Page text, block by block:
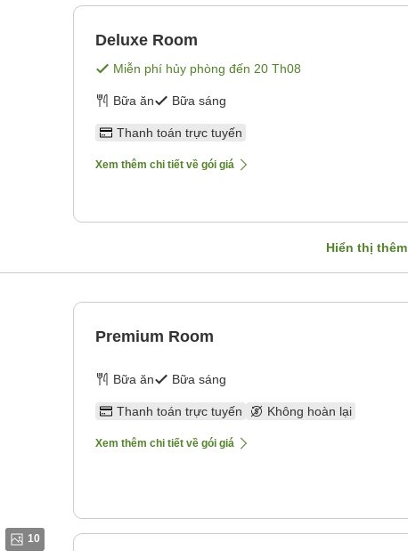
Deluxe Room
Miễn phí hủy phòng đến 20 Th08
Bữa ăn Bữa sáng
Thanh toán trực tuyến
Xem thêm chi tiết về gói giá
Hiển thị thêm
10
Premium Room
Bữa ăn Bữa sáng
Thanh toán trực tuyến Không hoàn lại
Xem thêm chi tiết về gói giá